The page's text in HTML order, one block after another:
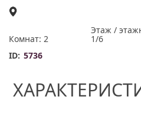
Комнат: 2
Этаж /
1/6
ID: 5736